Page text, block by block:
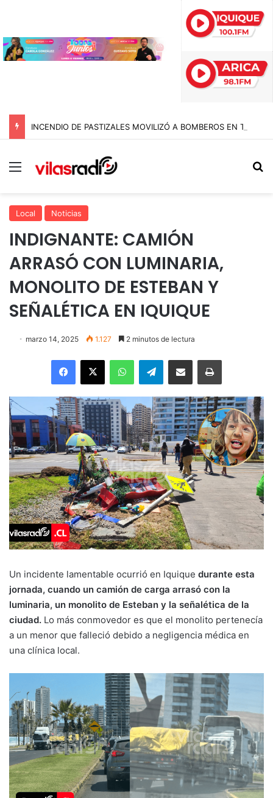
Menú
Local Noticias
INDIGNANTE: CAMIÓN
ARRASÓ CON LUMINARIA,
MONOLITO DE ESTEBAN Y
SEÑALÉTICA EN IQUIQUE
marzo 14, 2025 1.127 2 minutos de lectura
Facebook
X WhatsAppTelegramEnviar vía email Imprimir
Un incidente lamentable ocurrió en Iquique durante esta
jornada, cuando un camión de carga arrasó con la
luminaria, un monolito de Esteban y la señalética de la
ciudad. Lo más conmovedor es que el monolito pertenecía
a un menor que falleció debido a negligencia médica en
una clínica local.